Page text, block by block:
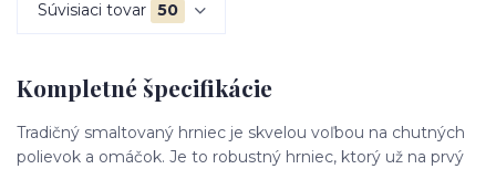
Súvisiaci tovar 50
Kompletné špecifikácie
Tradičný smaltovaný hrniec je skvelou voľbou na chutných
polievok a omáčok. Je to robustný hrniec, ktorý už na prvý